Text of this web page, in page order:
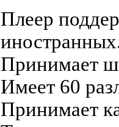
Плеер
Принимает
Имеет 60
Принимает